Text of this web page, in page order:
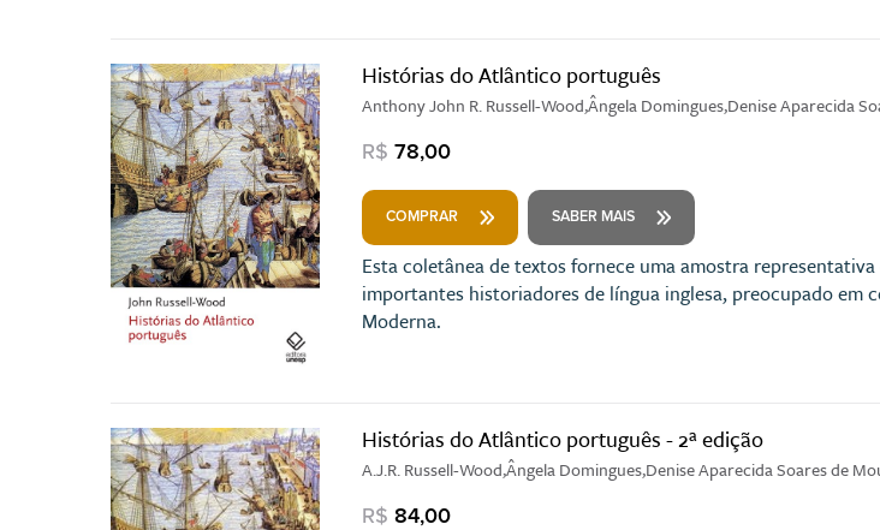
Histórias do Atlântico português
Anthony John R. Russell-Wood,Ângela Domingues,Denise Aparecida
R$ 78,00
COMPRAR SABER MAIS
Esta coletânea de textos fornece uma amostra
importantes historiadores de língua inglesa, preocupado em
Moderna.
Histórias do Atlântico português - 2ª edição
A.J.R. Russell-Wood,Ângela Domingues,Denise Aparecida Soares de
R$ 84,00